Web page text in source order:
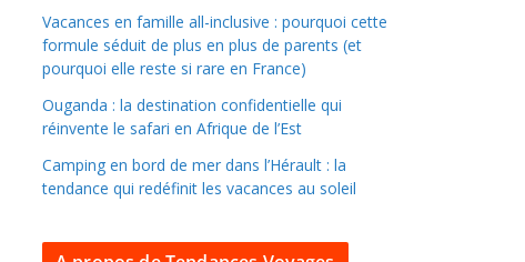
s
l
e
s
a
r
c
i
Vacances en famille all-inclusive : pourquoi cette
formule séduit de plus en plus de parents (et
pourquoi elle reste si rare en France)
Ouganda : la destination confidentielle qui
réinvente le safari en Afrique de l’Est
Camping en bord de mer dans l’Hérault : la
tendance qui redéfinit les vacances au soleil